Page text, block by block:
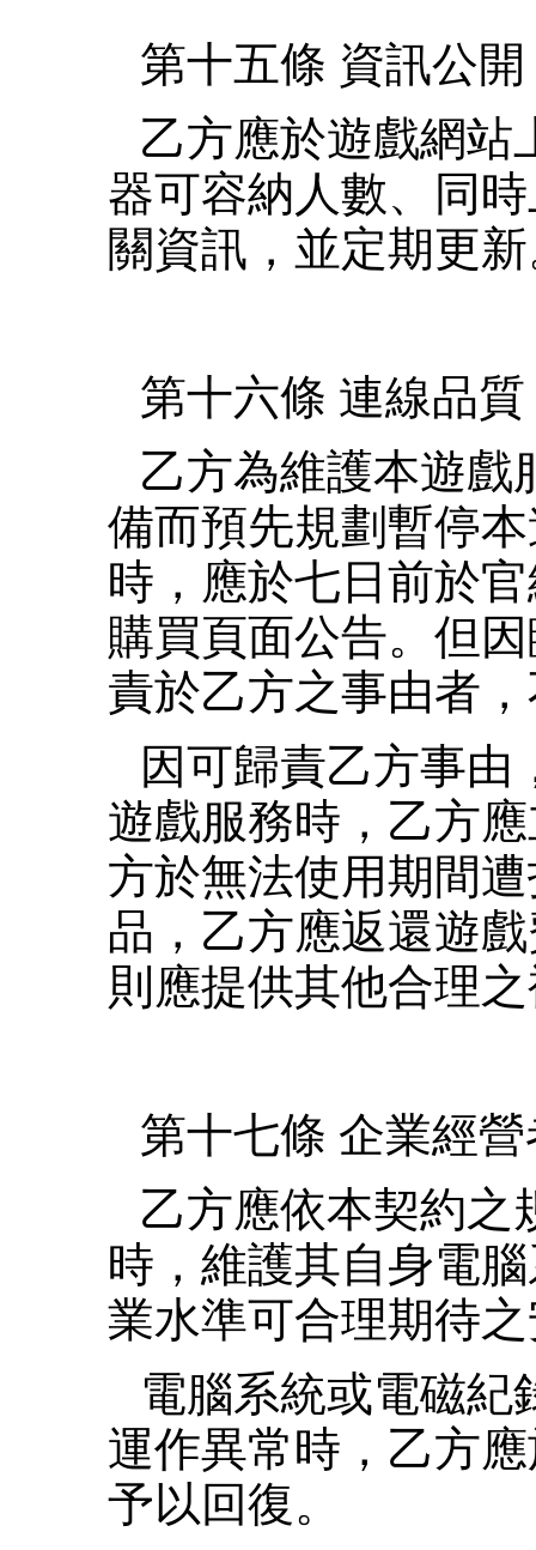
第十五條 資訊公開
乙方應於遊戲網站
器可容納人數、同
關資訊，並定期更
第十六條 連線品質
乙方為維護本遊戲
備而預先規劃暫停
時，應於七日前於
購買頁面公告。但
責於乙方之事由者
因可歸責乙方事由
遊戲服務時，乙方
方於無法使用期間
品，乙方應返還遊
則應提供其他合理
第十七條 企業經
乙方應依本契約之
時，維護其自身電
業水準可合理期待
電腦系統或電磁紀
運作異常時，乙方
予以回復。